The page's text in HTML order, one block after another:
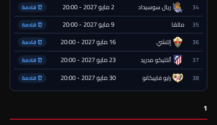
34 ريال سوسيداد 2 مايو 2027 - 20:00 ⏰ قادمة
35 مالقا 9 مايو 2027 - 20:00 ⏰ قادمة
36 إلتشي 16 مايو 2027 - 20:00 ⏰ قادمة
37 أتلتيكو مدريد 23 مايو 2027 - 20:00 ⏰ قادمة
38 رايو فاييكانو 30 مايو 2027 - 20:00 ⏰ قادمة
1